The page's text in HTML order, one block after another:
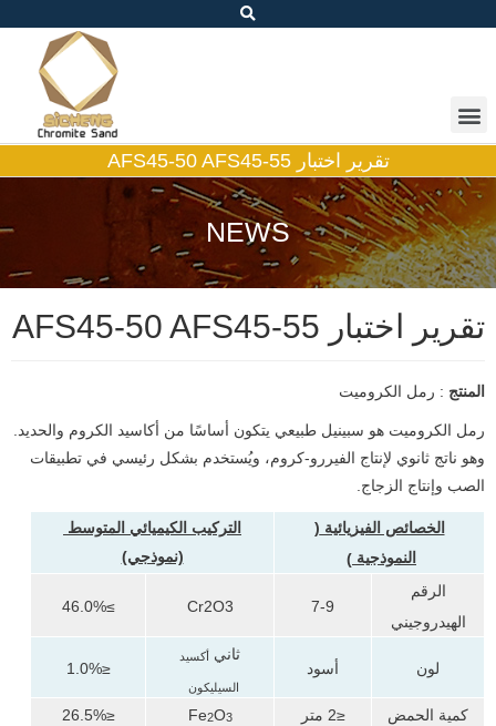
تقرير اختبار AFS45-50 AFS45-55
NEWS
تقرير اختبار AFS45-50 AFS45-55
المنتج : رمل الكروميت
رمل الكروميت هو سبينيل طبيعي يتكون أساسًا من أكاسيد الكروم والحديد.
وهو ناتج ثانوي لإنتاج الفيررو-كروم، ويُستخدم بشكل رئيسي في تطبيقات
الصب وإنتاج الزجاج.
الخصائص الفيزيائية (
النموذجية )
التركيب الكيميائي المتوسط ​​
(نموذجي)
الرقم
الهيدروجيني
7-9
Cr2O3
≥46.0%
لون أسود
ثاني أكسيد
السيليكون
≤1.0%
كمية الحمض ≤2 متر Fe2O3
≤26.5%